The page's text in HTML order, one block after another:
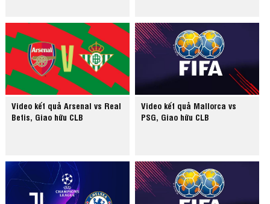
Video kết quả Arsenal vs Real
Betis, Giao hữu CLB
Video kết quả Mallorca vs
PSG, Giao hữu CLB